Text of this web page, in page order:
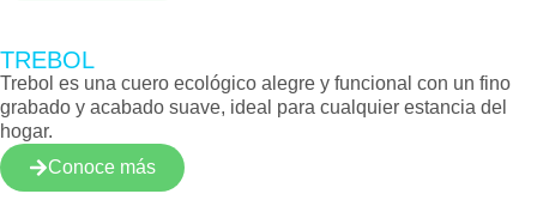
TREBOL
Trebol es una cuero ecológico alegre y funcional con un fino
grabado y acabado suave, ideal para cualquier estancia del
hogar.
Conoce más